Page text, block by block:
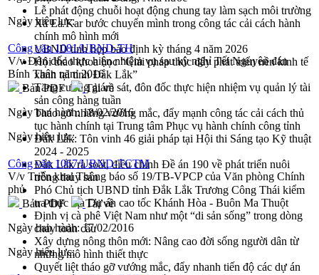
Lễ phát động chuỗi hoạt động chung tay làm sạch môi trường
Xã Ea Kar bước chuyển mình trong công tác cải cách hành
chính mô hình mới
UBND tỉnh họp báo định kỳ tháng 4 năm 2026
Hội thảo khoa học “Giải pháp thúc đẩy phát triển nền kinh tế
xanh tại tỉnh Đắk Lắk”
Tăng cường giám sát, đôn đốc thực hiện nhiệm vụ quản lý tài
sản công hàng tuần
Tháo gỡ những vướng mắc, đẩy mạnh công tác cải cách thủ
tục hành chính tại Trung tâm Phục vụ hành chính công tỉnh
Đắk Lắk: Tôn vinh 46 giải pháp tại Hội thi Sáng tạo Kỹ thuật
2024 - 2025
Đắk Lắk rà soát, điều chỉnh Đề án 190 về phát triển nuôi
trồng thủy sản
Phó Chủ tịch UBND tỉnh Đắk Lắk Trương Công Thái kiểm
tra thực địa Dự án cao tốc Khánh Hòa - Buôn Ma Thuột
Định vị cà phê Việt Nam như một “di sản sống” trong dòng
chảy toàn cầu
Xây dựng nông thôn mới: Nâng cao đời sống người dân từ
những mô hình thiết thực
Quyết liệt tháo gỡ vướng mắc, đẩy nhanh tiến độ các dự án
Ngày hiệu lực:
Công văn 1081/UBND-TH
V/v Đôn đốc thực hiện nhiệm vụ sau kỳ nghỉ Tết Nguyên đán
Bính Thân năm 2016
Bản PDF
Tải về
Ngày ban hành:18/02/2016
Ngày hiệu lực:
Công văn 1067/UBND-TCTM
V/v Triển khai Thông báo số 19/TB-VPCP của Văn phòng Chính
phủ
Bản PDF
Tải về
Ngày ban hành:17/02/2016
Ngày hiệu lực: